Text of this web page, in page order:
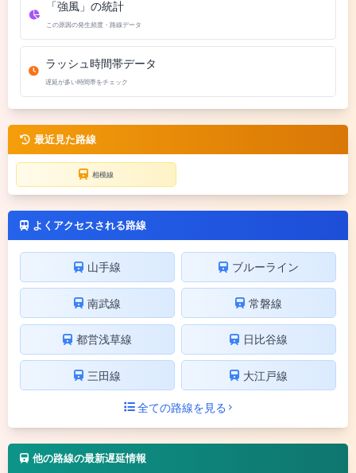
「強風」の統計
この原因の発生頻度・路線データ
ラッシュ時間帯データ
遅延が多い時間帯をチェック
最近見た路線
相模線
よくアクセスされる路線
山手線 ブルーライン
南武線 常磐線
都営浅草線 日比谷線
三田線
大江戸線
全ての路線を見る
他の路線の最新遅延情報